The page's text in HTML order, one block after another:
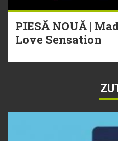
PIESĂ NOUĂ |
Love Sensation